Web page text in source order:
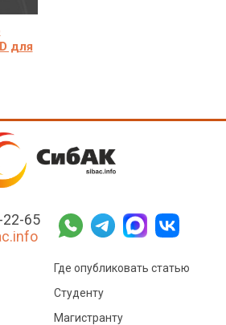
для
65
Где опубликовать статью
Студенту
Магистранту